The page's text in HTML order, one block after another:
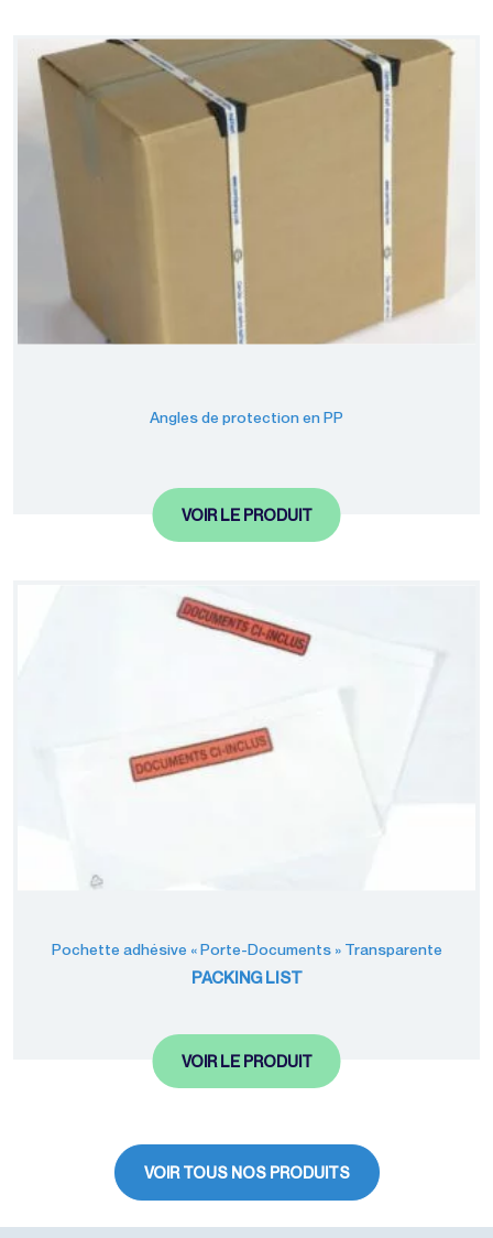
Angles de protection en PP
VOIR LE PRODUIT
Pochette adhésive « Porte-Documents » Transparente
PACKING LIST
VOIR LE PRODUIT
VOIR TOUS NOS PRODUITS